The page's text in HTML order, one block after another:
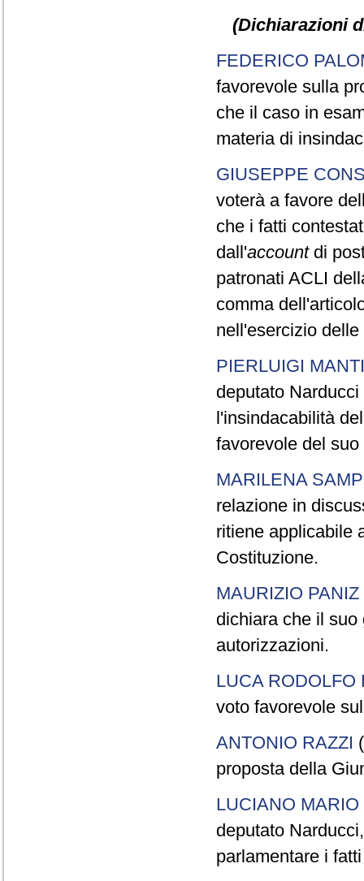
(Dichiarazioni
FEDERICO
favorevole sulla
che il caso in
materia di
GIUSEPPE
voterà a favore
che i fatti
dall'accountdi
patronati ACLI
comma
nell'esercizio
PIERLUIGI
deputato
l'insindacabilità
favorevole del
MARILENA
relazione in
ritiene applicabile
Costituzione.
MAURIZIO PANIZ
dichiara che il
autorizzazioni.
LUCA RODOLFO
voto favorevole
ANTONIO RAZZI
proposta della
LUCIANO
deputato
parlamentare i